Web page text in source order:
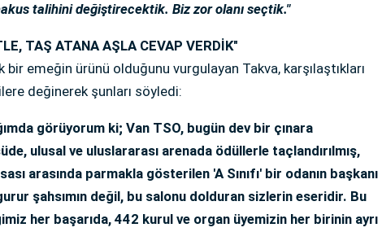
talihini değiştirecektik. Biz zor olanı seçtik."
TAŞ ATANA AŞLA CEVAP VERDİK"
bir emeğin ürünü olduğunu vurgulayan Takva, karşılaştıkları
değinerek şunları söyledi:
görüyorum ki; Van TSO, bugün dev bir çınara
ulusal ve uluslararası arenada ödüllerle taçlandırılmış,
arasında parmakla gösterilen 'A Sınıfı' bir odanın başkanı
şahsımın değil, bu salonu dolduran sizlerin eseridir. Bu
her başarıda, 442 kurul ve organ üyemizin her birinin ayrı